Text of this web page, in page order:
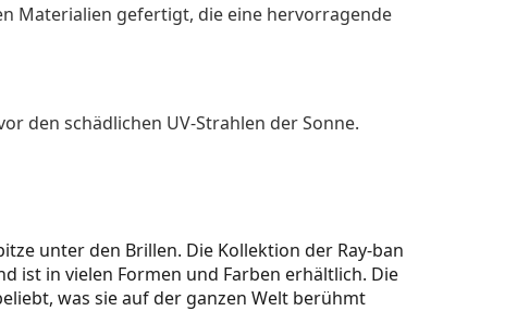
Materialien gefertigt, die eine hervorragende
den schädlichen UV-Strahlen der Sonne.
unter den Brillen. Die Kollektion der Ray-ban
ist in vielen Formen und Farben erhältlich. Die
was sie auf der ganzen Welt berühmt